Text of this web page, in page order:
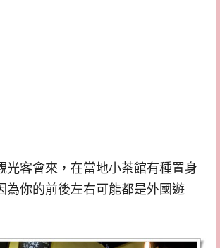
光客會來，在當地小茶館有種置身
為你的前後左右可能都是外國遊